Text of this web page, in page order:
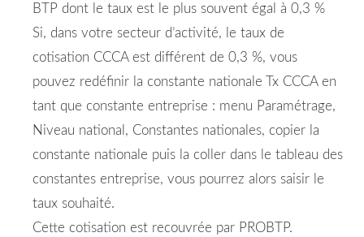
BTP dont le taux est le plus souvent égal à 0,3 %
Si, dans votre secteur d’activité, le taux de
cotisation CCCA est différent de 0,3 %, vous
pouvez redéfinir la constante nationale Tx CCCA en
tant que constante entreprise : menu Paramétrage,
Niveau national, Constantes nationales, copier la
constante nationale puis la coller dans le tableau des
constantes entreprise, vous pourrez alors saisir le
taux souhaité.
Cette cotisation est recouvrée par PROBTP.